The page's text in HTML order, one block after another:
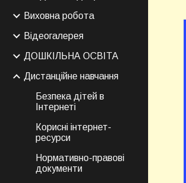
Виховна робота
Відеогалерея
ДОШКІЛЬНА ОСВІТА
Дистанційне навчання
Безпека дітей в
Інтернеті
Корисні інтернет-
ресурси
Нормативно-правові
документи